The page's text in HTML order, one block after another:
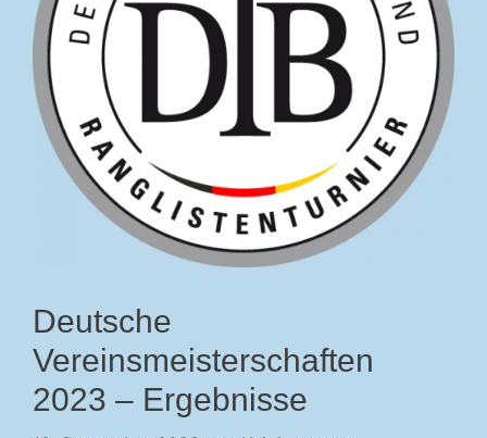
Deutsche
Vereinsmeisterschaften
2023 – Ergebnisse